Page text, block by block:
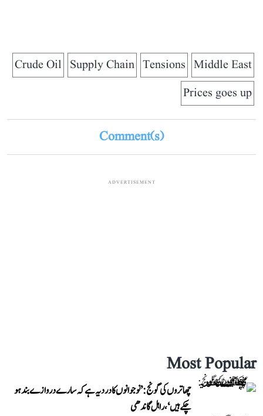
Middle East
Tensions
Supply Chain
Crude Oil
Prices goes up
Comment(s)
ADVERTISEMENT
Most Popular
چھاتروں کی گونج: ’نوجوانوں کا درد یہ ہے کہ سارے دروازے بند ہو
چکے ہیں‘، راہل گاندھی